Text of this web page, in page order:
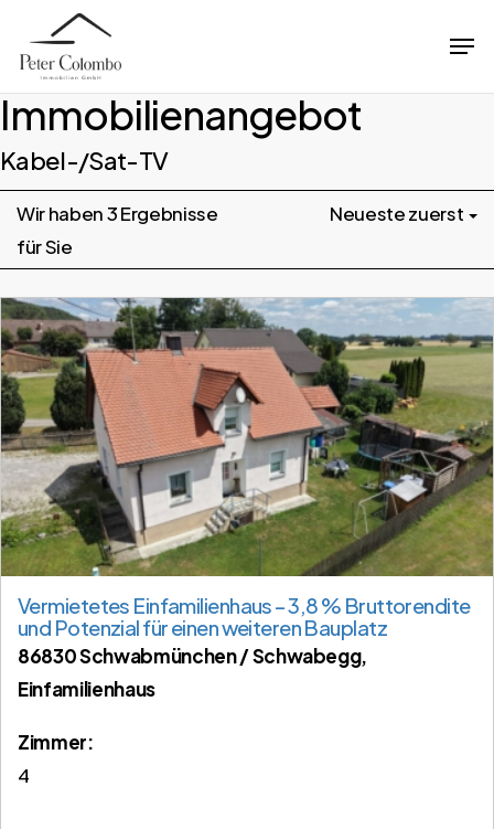
main
content
Immobilien­angebot
Kabel-/Sat-TV
Wir haben 3 Ergebnisse
für Sie
Neueste zuerst
Vermietetes Einfamilienhaus – 3,8 % Bruttorendite
und Potenzial für einen weiteren Bauplatz
86830 Schwabmünchen / Schwabegg,
Einfamilienhaus
Zimmer:
4